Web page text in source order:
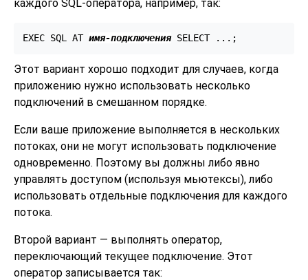
каждого SQL-оператора, например, так:
EXEC SQL AT имя-подключения SELECT ...;
Этот вариант хорошо подходит для случаев, когда
приложению нужно использовать несколько
подключений в смешанном порядке.
Если ваше приложение выполняется в нескольких
потоках, они не могут использовать подключение
одновременно. Поэтому вы должны либо явно
управлять доступом (используя мьютексы), либо
использовать отдельные подключения для каждого
потока.
Второй вариант — выполнять оператор,
переключающий текущее подключение. Этот
оператор записывается так: